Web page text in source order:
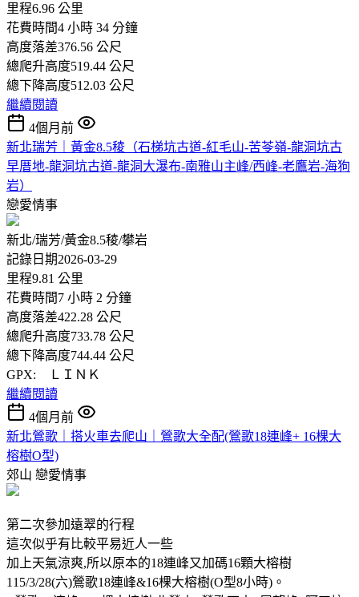
里程6.96 公里
花費時間4 小時 34 分鐘
高度落差376.56 公尺
總爬升高度519.44 公尺
總下降高度512.03 公尺
繼續閱讀
4個月前
新北瑞芳｜黃金8.5稜（石梯坑古道-紅毛山-苦苓嶺-龍洞坑古
早厝地-龍洞坑古道-龍洞大瀑布-南雅山主峰/西峰-老鷹岩-海狗
岩）
戀愛情事
新北/瑞芳/黃金8.5稜/攀岩
記錄日期2026-03-29
里程9.81 公里
花費時間7 小時 2 分鐘
高度落差422.28 公尺
總爬升高度733.78 公尺
總下降高度744.44 公尺
GPX: ＬＩＮＫ
繼續閱讀
4個月前
新北鶯歌｜搭火車去爬山｜鶯歌大全配(鶯歌18連峰+ 16棵大
榕樹O型)
郊山 戀愛情事
第二次參加遠翠的行程
這次似乎有比較平易近人一些
加上天氣涼爽,所以原本的18連峰又加碼16顆大榕樹
115/3/28(六)鶯歌18連峰&16棵大榕樹(O型8小時)。